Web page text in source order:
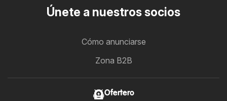
Únete a nuestros socios
Cómo anunciarse
Zona B2B
Ofertero